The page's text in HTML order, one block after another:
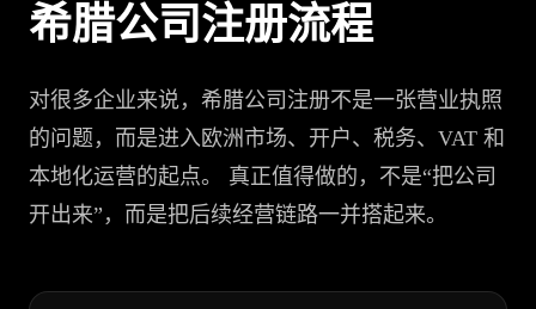
希腊公司注册流程
对很多企业来说，希腊公司注册不是一张营业执照
的问题，而是进入欧洲市场、开户、税务、VAT 和
本地化运营的起点。 真正值得做的，不是“把公司
开出来”，而是把后续经营链路一并搭起来。